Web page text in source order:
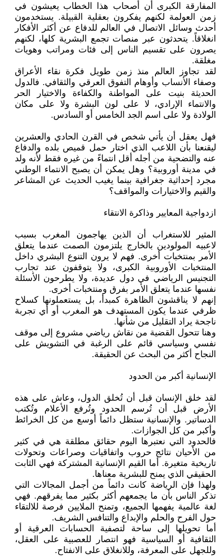
المفارقة الكبرى أن أصحاب هذا الخطاب يعيشون في
زمن العولمة لكنهم يفكرون بعقلية القبيلة. يستخدمون
أحدث وسائل الاتصال في العالم للدفاع عن أكثر الأفكار
انغلاقاً. يتحدثون عبر منصات تجمع البشرية كلها، لكنهم
يصرون على تقسيم الناس إلى فئات ومراتب وهويات
مغلقة.
لقد تجاوز العالم منذ زمن طويل فكرة نقاء الأعراق
وصفاء الأنساب وأوهام التفوق العرقي والثقافي. فالدول
الحديثة بنيت على المواطنة والكفاءة والاختيار الحر
والانتماء الإرادي، لا على لون البشرة ولا على مكان
الولادة ولا على اسم الجد الخامس أو السادس.
فهل يعقل أن يأتي شخص في القرن الحادي والعشرين
ليقنعنا بأن اللاعب الذي اختار حمل قميص بلده والدفاع
عنه والتضحية من أجله أقل انتماءً من غيره فقط لأنه ولد
في مدينة أوروبية؟ وهل يمكن أن يصبح الانتماء الوطني
مجرد إحداثية جغرافية بينما يغيب الحديث عن المشاعر
والقيم والاختيارات والمواقف؟
ازدواجية المعايير وذاكرة الانتقاء
المثير للاستغراب أن الذين يهاجمون المغرب بسبب
لاعبيه المولودين بالخارج يلتزمون الصمت عندما يتعلق
الأمر بمنتخبات أخرى. فهم لا يرون التنوع البشري داخل
المنتخبات الأوروبية الكبرى، ولا يتوقفون عند تجارب
التجنيس الرياضي في دول عديدة، ولا يطرحون الأسئلة
نفسها عندما يتعلق الأمر بفرق ومنتخبات أخرى.
إنهم لا يناقشون الظاهرة كمبدأ، بل يستعملونها كسلاح
ظرفي عندما يكون المستهدف هو المغرب أو أي تجربة
ناجحة يراد التقليل من شأنها.
وهنا تتحول القضية من نقاش رياضي مشروع إلى موقف
نفسي وسياسي قائم على الرغبة في التشويش على
النجاح أكثر من البحث عن الحقيقة.
الإنسانية أكبر من الحدود
لقد خلق الإنسان قبل أن تُخلق الدول، وعاش على هذه
الأرض قبل أن تُرسم الحدود وتُرفع الأعلام وتُكتب
الدساتير. والإنسانية ستظل دائماً أوسع من كل الخرائط
وأكبر من كل الجوازات.
فالحدود التي نعتبرها اليوم حقائق مطلقة هي في كثير
من الأحيان نتائج حروب واتفاقيات وصراعات وتحولات
تاريخية متغيرة. أما القيم الإنسانية المشتركة فهي الثابت
الحقيقي الذي يمنح للبشرية معناها.
ولهذا فإن الرياضة كانت دائماً من أجمل المجالات التي
تذكر الناس بأن ما يجمعهم أكثر بكثير مما يفرقهم. فهي
لغة عالمية يفهمها الجميع، وتمنح الملايين فرصة للالتقاء
حول الفرح والحلم والإبداع والتنافس الشريف.
أما تحويلها إلى ساحة لتصفية الحسابات العرقية أو
الثقافية أو السياسية فهو انتصار للعصبية على العقل،
وللجهل على المعرفة، وللانغلاق على الانفتاح.